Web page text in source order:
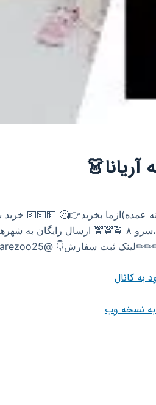
بخرید👉🤔 💵💵💵 خرید
حضوری ‌ 🏠🏠🏠 آدرس فروشگاه :محمدیه ،منطقه ۵،سرو ۸ 🚖🚖🚖
به کانال
به نسخه وب